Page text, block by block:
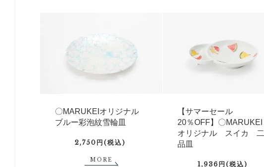
〇MARUKEIオリジナル
ブルー彩泡紋雪輪皿
2,750円(税込)
MORE
【サマーセール
20％OFF】〇MARUKEI
オリジナル スイカ 二
品皿
1,936円(税込)